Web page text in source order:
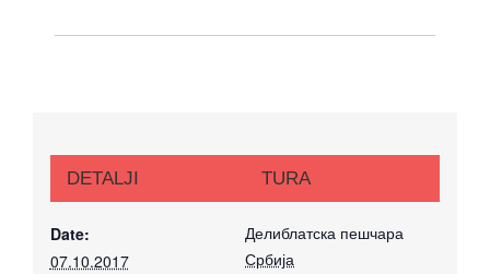
DETALJI
Date:
07.10.2017
TURA
Делиблатска пешчара
Србија